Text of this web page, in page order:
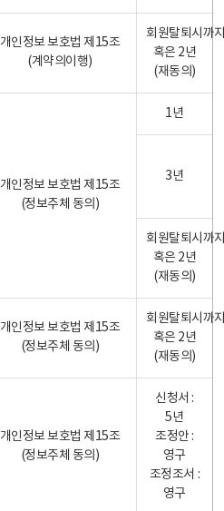
개인정보 보호법 제15조
(계약의이행)
회원탈퇴시까
혹은 2년
(재동의)
개인정보 보호법 제15조
(정보주체 동의)
1년
3년
회원탈퇴시까
혹은 2년
(재동의)
개인정보 보호법 제15조
(정보주체 동의)
회원탈퇴시까
혹은 2년
(재동의)
개인정보 보호법 제15조
(정보주체 동의)
신청서 :
5년
조정안 :
영구
조정조서 :
영구